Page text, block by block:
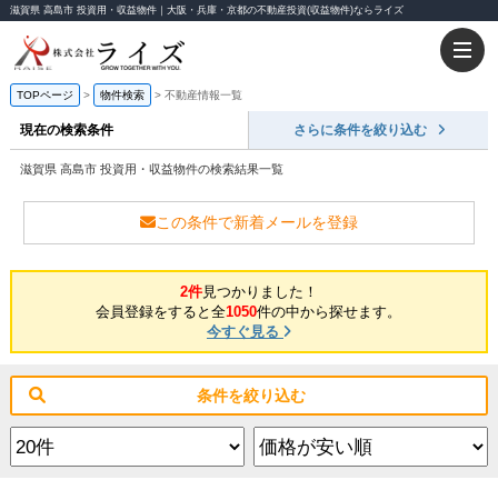
滋賀県 高島市 投資用・収益物件｜大阪・兵庫・京都の不動産投資(収益物件)ならライズ
TOPページ 物件検索 不動産情報一覧
現在の検索条件 さらに条件を絞り込む
滋賀県 高島市 投資用・収益物件の検索結果一覧
この条件で新着メールを登録
2件見つかりました！
会員登録をすると全1050件の中から探せます。
今すぐ見る
条件を絞り込む